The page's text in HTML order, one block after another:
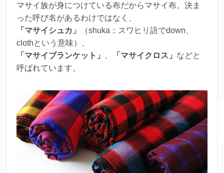
マサイ族が身につけている布だからマサイ布。決ま
った呼び名があるわけではなく、
「マサイシュカ」
（shuka：スワヒリ語でdown、
clothという意味）、
「マサイブランケット」
「マサイクロス」 などと
呼ばれています。